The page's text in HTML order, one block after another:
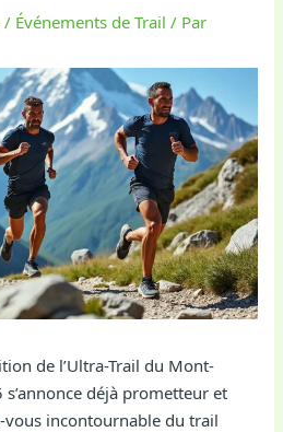
/ Événements de Trail / Par
de l’Ultra-Trail du Mont-
déjà prometteur et
vous incontournable du trail